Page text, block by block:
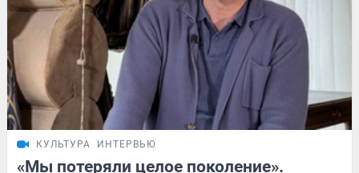
КУЛЬТУРА ИНТЕРВЬЮ
«Мы потеряли целое поколение».